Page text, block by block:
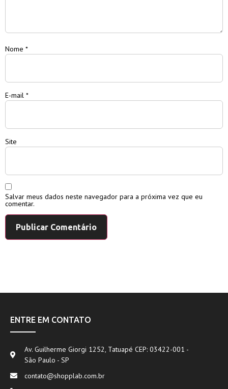
Nome *
E-mail *
Site
Salvar meus dados neste navegador para a próxima vez que eu
comentar.
ENTRE EM CONTATO
Av. Guilherme Giorgi 1252, Tatuapé CEP: 03422-001 -
São Paulo - SP
contato@shopplab.com.br